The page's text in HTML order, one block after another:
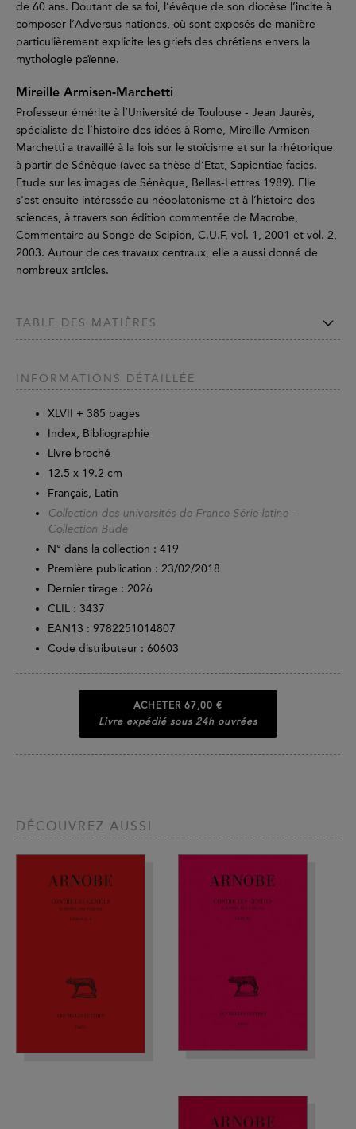
de 60 ans. Doutant de sa foi, l’évêque de son diocèse l’incite à
composer l’Adversus nationes, où sont exposés de manière
particulièrement explicite les griefs des chrétiens envers la
mythologie païenne.
Mireille Armisen-Marchetti
Professeur émérite à l’Université de Toulouse - Jean Jaurès,
spécialiste de l’histoire des idées à Rome, Mireille Armisen-
Marchetti a travaillé à la fois sur le stoïcisme et sur la rhétorique
à partir de Sénèque (avec sa thèse d’Etat, Sapientiae facies.
Etude sur les images de Sénèque, Belles-Lettres 1989). Elle
s'est ensuite intéressée au néoplatonisme et à l’histoire des
sciences, à travers son édition commentée de Macrobe,
Commentaire au Songe de Scipion, C.U.F, vol. 1, 2001 et vol. 2,
2003. Autour de ces travaux centraux, elle a aussi donné de
nombreux articles.
TABLE DES MATIÈRES
INFORMATIONS DÉTAILLÉE
XLVII + 385 pages
Index, Bibliographie
Livre broché
12.5 x 19.2 cm
Français, Latin
Collection des universités de France Série latine -
Collection Budé
N° dans la collection : 419
Première publication : 23/02/2018
Dernier tirage : 2026
CLIL : 3437
EAN13 : 9782251014807
Code distributeur : 60603
ACHETER 67,00 €
Livre expédié sous 24h ouvrées
DÉCOUVREZ AUSSI